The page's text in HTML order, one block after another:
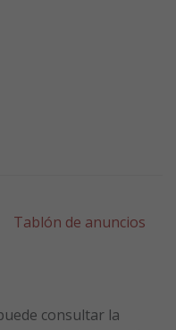
Tablón de anuncios
consultar la